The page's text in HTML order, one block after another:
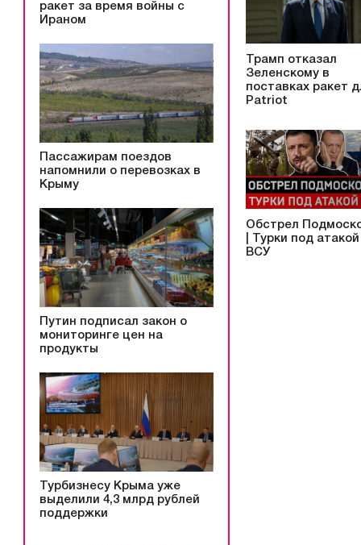
ракет за время войны с
Ираном
Пассажирам поездов
напомнили о перевозках в
Крыму
Путин подписал закон о
мониторинге цен на
продукты
Турбизнесу Крыма уже
выделили 4,3 млрд рублей
поддержки
Трамп отказал
Зеленскому в
поставках ракет
Patriot
Обстрел
| Турки под атакой
ВСУ